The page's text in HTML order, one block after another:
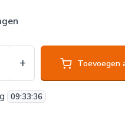
+ Toevoegen
09:33:36